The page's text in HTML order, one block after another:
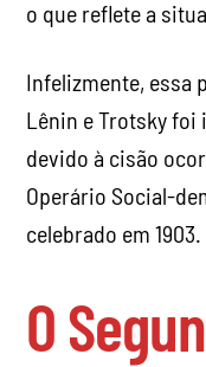
o que reflete a
Infelizmente, essa
Lênin e Trotsky
devido à cisão
Operário Social-
celebrado em 1903.
O